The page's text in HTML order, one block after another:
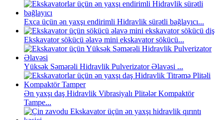
Exca üçün ən yaxşı endirimli Hidravlik sürətli bağlayıcı...
Ekskavator sökücü əlavə mini ekskavator sökücü...
Yüksək Səmərəli Hidravlik Pulverizator Əlavəsi ...
Ən yaxşı daş Hidravlik Vibrasiyalı Plitələr Kompaktör
Tampe...